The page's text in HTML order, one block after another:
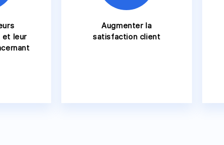
et leur
Augmenter la
satisfaction client